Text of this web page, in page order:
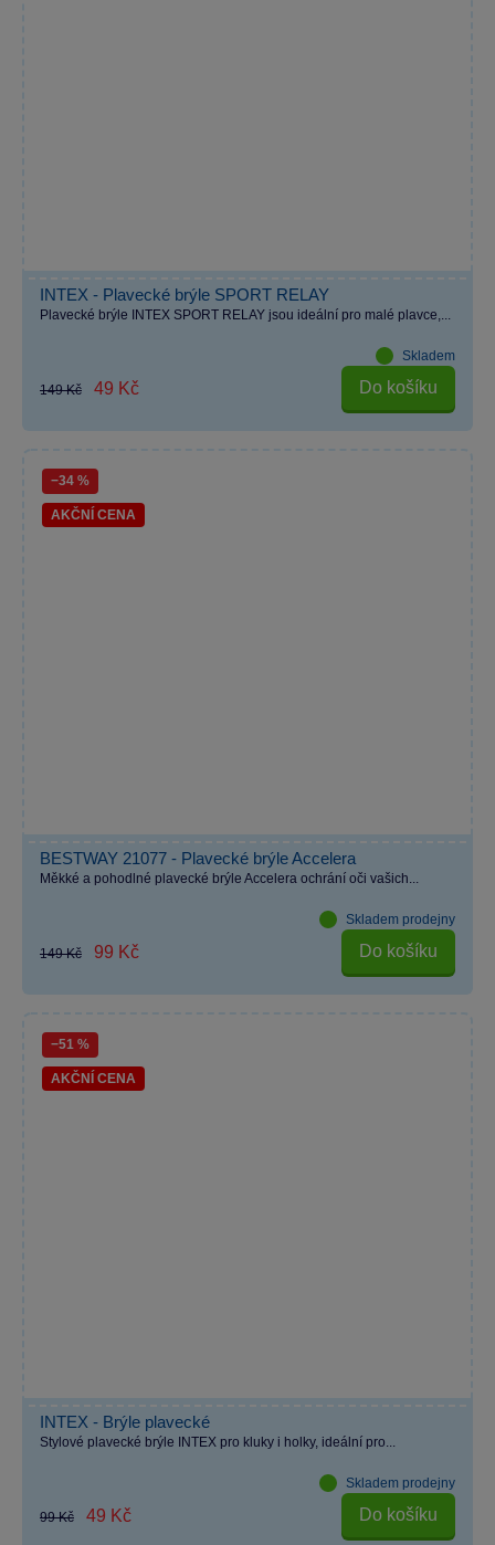
INTEX - Plavecké brýle SPORT RELAY
Plavecké brýle INTEX SPORT RELAY jsou ideální pro malé plavce,...
Skladem
149 Kč 49 Kč Do košíku
−34 %
AKČNÍ CENA
BESTWAY 21077 - Plavecké brýle Accelera
Měkké a pohodlné plavecké brýle Accelera ochrání oči vašich...
Skladem prodejny
149 Kč 99 Kč Do košíku
−51 %
AKČNÍ CENA
INTEX - Brýle plavecké
Stylové plavecké brýle INTEX pro kluky i holky, ideální pro...
Skladem prodejny
99 Kč 49 Kč Do košíku